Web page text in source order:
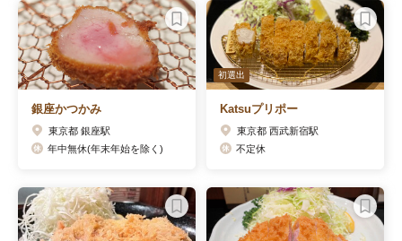
銀座かつかみ
東京都 銀座駅
年中無休(年末年始を除く)
初選出
Katsuプリポー
東京都 西武新宿駅
不定休